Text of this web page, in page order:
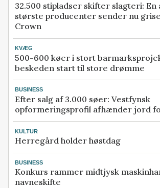
32.500 stipladser skifter slagteri: En
største producenter sender nu
Crown
KVÆG
500-600 køer i stort
beskeden start til store drømme
BUSINESS
Efter salg af 3.000 søer: Vestfynsk
opformeringsprofil afhænder jord
KULTUR
Herregård holder høstdag
BUSINESS
Konkurs rammer midtjysk
navneskifte